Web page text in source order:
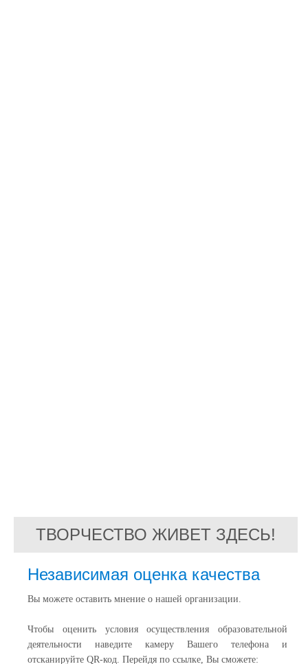
ТВОРЧЕСТВО ЖИВЕТ ЗДЕСЬ!
Независимая оценка качества
Вы можете оставить мнение о нашей организации.
Чтобы оценить условияосуществления образовательной
деятельности наведите камеру Вашего телефона и
отсканируйте QR-код. Перейдя по ссылке, Вы сможете: